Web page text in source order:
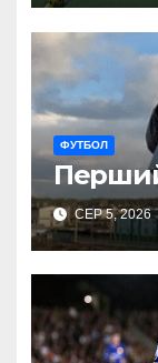
ФУТБОЛ
СЕР 5, 2026